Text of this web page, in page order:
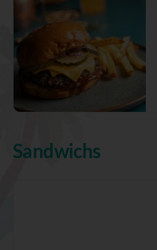
Sandwichs